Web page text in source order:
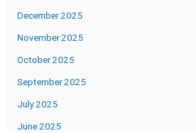
December 2025
November 2025
October 2025
September 2025
July 2025
June 2025